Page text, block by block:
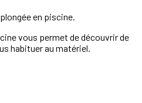
en piscine.
vous permet de découvrir de
habituer au matériel.